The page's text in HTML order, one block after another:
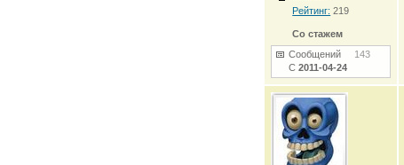
Рейтинг: 219
Со стажем
Сообщений 143
С2011-04-24